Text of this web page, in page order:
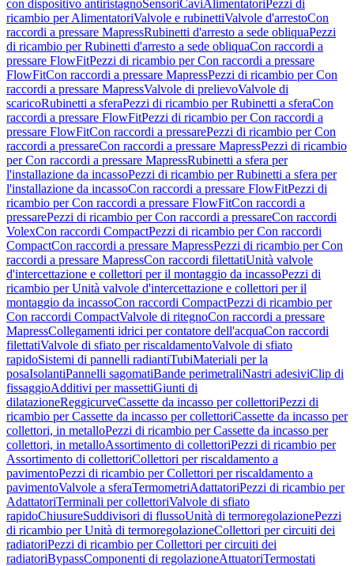
con dispositivo antiristagnoSensoriCaviAlimentatori Pezzi di
ricambio per AlimentatoriValvole e rubinettiValvole d'arrestoCon
raccordi a pressare MapressRubinetti d'arresto a sede obliquaPezzi
di ricambio per Rubinetti d'arresto a sede obliquaCon raccordi a
pressare FlowFitPezzi di ricambio per Con raccordi a pressare
FlowFitCon raccordi a pressare MapressPezzi di ricambio per Con
raccordi a pressare MapressValvole di prelievoValvole di
scaricoRubinetti a sferaPezzi di ricambio per Rubinetti a sferaCon
raccordi a pressare FlowFitPezzi di ricambio per Con raccordi a
pressare FlowFitCon raccordi a pressarePezzi di ricambio per Con
raccordi a pressareCon raccordi a pressare MapressPezzi di ricambio
per Con raccordi a pressare MapressRubinetti a sfera per
l'installazione da incassoPezzi di ricambio per Rubinetti a sfera per
l'installazione da incassoCon raccordi a pressare FlowFitPezzi di
ricambio per Con raccordi a pressare FlowFitCon raccordi a
pressarePezzi di ricambio per Con raccordi a pressareCon raccordi
VolexCon raccordi CompactPezzi di ricambio per Con raccordi
CompactCon raccordi a pressare MapressPezzi di ricambio per Con
raccordi a pressare MapressCon raccordi filettatiUnità valvole
d'intercettazione e collettori per il montaggio da incassoPezzi di
ricambio per Unità valvole d'intercettazione e collettori per il
montaggio da incassoCon raccordi CompactPezzi di ricambio per
Con raccordi CompactValvole di ritegnoCon raccordi a pressare
MapressCollegamenti idrici per contatore dell'acquaCon raccordi
filettatiValvole di sfiato per riscaldamentoValvole di sfiato
rapidoSistemi di pannelli radiantiTubiMateriali per la
posaIsolantiPannelli sagomatiBande perimetraliNastri adesiviClip di
fissaggioAdditivi per massettiGiunti di
dilatazioneReggicurveCassette da incasso per collettoriPezzi di
ricambio per Cassette da incasso per collettoriCassette da incasso per
collettori, in metalloPezzi di ricambio per Cassette da incasso per
collettori, in metalloAssortimento di collettoriPezzi di ricambio per
Assortimento di collettoriCollettori per riscaldamento a
pavimentoPezzi di ricambio per Collettori per riscaldamento a
pavimentoValvole a sferaTermometriAdattatoriPezzi di ricambio per
AdattatoriTerminali per collettoriValvole di sfiato
rapidoChiusureSuddivisori di flussoUnità di termoregolazionePezzi
di ricambio per Unità di termoregolazioneCollettori per circuiti dei
radiatoriPezzi di ricambio per Collettori per circuiti dei
radiatoriBypassComponenti di regolazioneAttuatoriTermostati